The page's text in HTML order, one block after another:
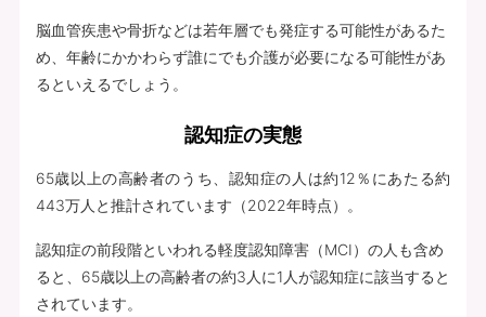
脳血管疾患や骨折などは若年層でも発症する可能性があるた
め、年齢にかかわらず誰にでも介護が必要になる可能性があ
るといえるでしょう。
認知症の実態
65歳以上の高齢者のうち、認知症の人は約12％にあたる約
443万人と推計されています（2022年時点）。
認知症の前段階といわれる軽度認知障害（MCI）の人も含め
ると、65歳以上の高齢者の約3人に1人が認知症に該当すると
されています。